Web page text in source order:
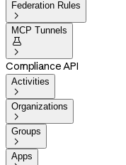
Federation Rules

MCP Tunnels


Compliance API
Activities

Organizations

Groups

Apps